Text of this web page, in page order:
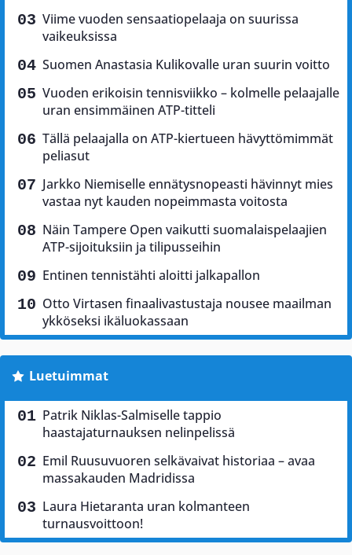
Viime vuoden sensaatiopelaaja on suurissa
vaikeuksissa
Suomen Anastasia Kulikovalle uran suurin voitto
Vuoden erikoisin tennisviikko – kolmelle pelaajalle
uran ensimmäinen ATP-titteli
Tällä pelaajalla on ATP-kiertueen hävyttömimmät
peliasut
Jarkko Niemiselle ennätysnopeasti hävinnyt mies
vastaa nyt kauden nopeimmasta voitosta
Näin Tampere Open vaikutti suomalaispelaajien
ATP-sijoituksiin ja tilipusseihin
Entinen tennistähti aloitti jalkapallon
Otto Virtasen finaalivastustaja nousee maailman
ykköseksi ikäluokassaan
Luetuimmat
Patrik Niklas-Salmiselle tappio
haastajaturnauksen nelinpelissä
Emil Ruusuvuoren selkävaivat historiaa – avaa
massakauden Madridissa
Laura Hietaranta uran kolmanteen
turnausvoittoon!